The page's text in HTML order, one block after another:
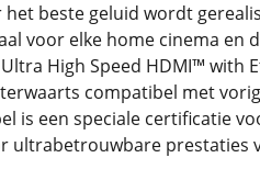
beste geluid wordt
voor elke home cinema en
High Speed HDMI™ with
compatibel met
is een speciale certificatie
ultrabetrouwbare prestaties